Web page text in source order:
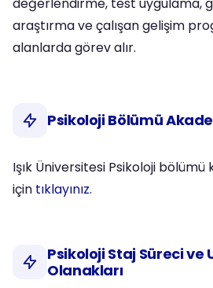
araştırma ve çalışan gelişim
alanlarda görev alır.
Psikoloji Bölümü
Işık Üniversitesi Psikoloji bölümü
için tıklayınız.
Psikoloji Staj Süreci ve
Olanakları